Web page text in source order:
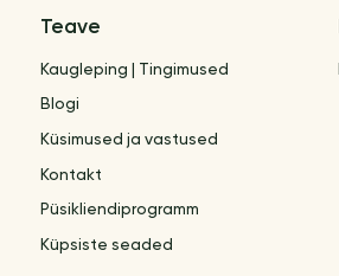
Teave
Kaugleping | Tingimused
Blogi
Küsimused ja vastused
Kontakt
Püsikliendiprogramm
Küpsiste seaded